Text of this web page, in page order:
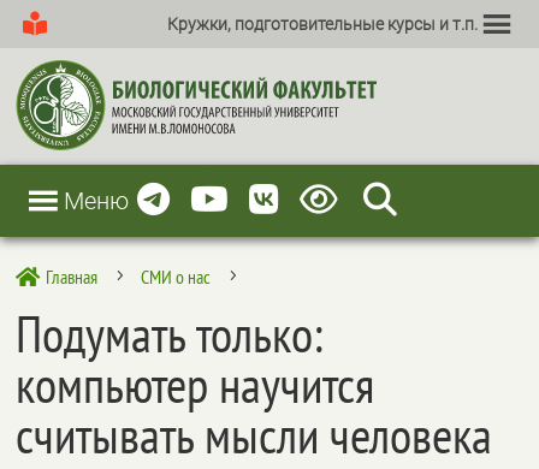
Кружки, подготовительные курсы и т.п.
Меню
 Главная 5 СМИ о нас 5
Подумать только:
компьютер научится
считывать мысли человека